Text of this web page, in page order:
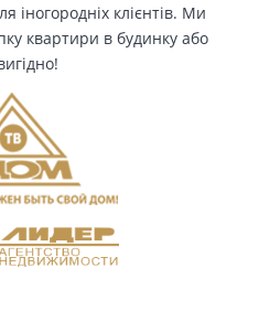
клієнтів. Ми
квартири в будинку або